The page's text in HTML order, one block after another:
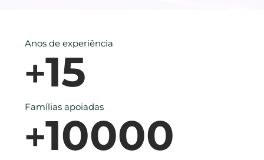
Anos de experiência
+15
Famílias apoiadas
+10000